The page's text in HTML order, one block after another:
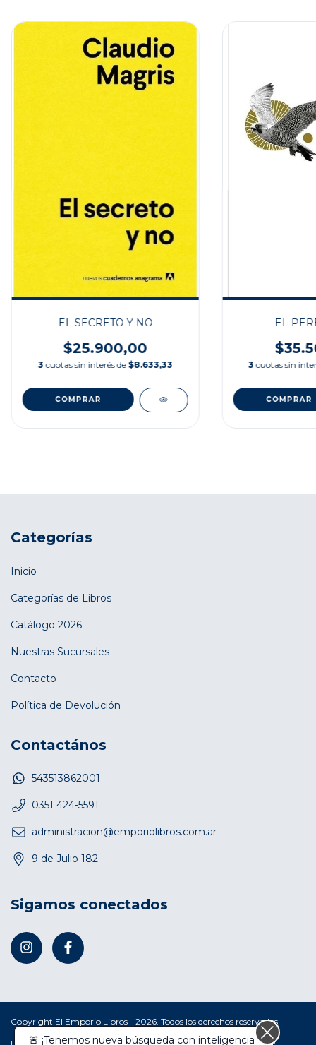
EL SECRETO Y NO
$25.900,00
3 cuotas sin interés de $8.633,33
EL
3 cuotas sin
Categorías
Inicio
Categorías de Libros
Catálogo 2026
Nuestras Sucursales
Contacto
Política de Devolución
Contactános
543513862001
0351 424-5591
administracion@emporiolibros.com.ar
9 de Julio 182
Sigamos conectados
Copyright El Emporio Libros - 2026. Todos los derechos reservados.
🚨 ¡Tenemos nueva búsqueda con inteligencia